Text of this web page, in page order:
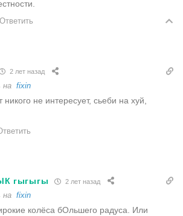
Ответить
2 лет назад
на fixin
не интересует, сьеби на хуй,
гыгыгы 2 лет назад
на fixin
колёса бОльшего радуса. Или